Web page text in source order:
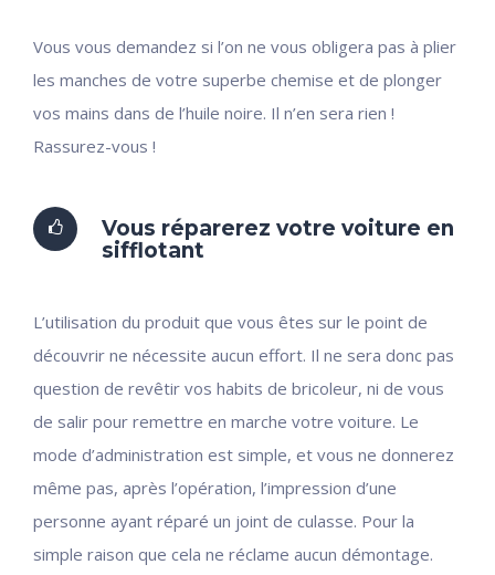
Vous vous demandez si l’on ne vous obligera pas à plier
les manches de votre superbe chemise et de plonger
vos mains dans de l’huile noire. Il n’en sera rien !
Rassurez-vous !
Vous réparerez votre voiture en
sifflotant
L’utilisation du produit que vous êtes sur le point de
découvrir ne nécessite aucun effort. Il ne sera donc pas
question de revêtir vos habits de bricoleur, ni de vous
de salir pour remettre en marche votre voiture. Le
mode d’administration est simple, et vous ne donnerez
même pas, après l’opération, l’impression d’une
personne ayant réparé un joint de culasse. Pour la
simple raison que cela ne réclame aucun démontage.